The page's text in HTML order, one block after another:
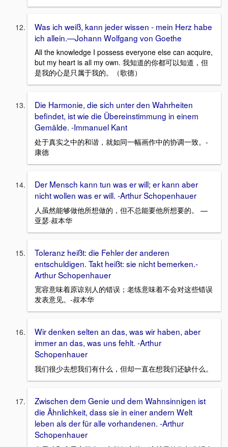
Was ich weiß, kann jeder wissen - mein Herz habe
ich allein.—Johann Wolfgang von Goethe
All the knowledge I possess everyone else can acquire,
but my heart is all my own. 我知道的你都可以知道，但
是我的心是只属于我的。（歌德）
Die Harmonie, die sich unter den Wahrheiten
befindet, ist wie die Übereinstimmung in einem
Gemälde. -Immanuel Kant
处于真实之中的和谐，就如同一幅画作中的协调一致。-
康德
Der Mensch kann tun was er will; er kann aber
nicht wollen was er will. -Arthur Schopenhauer
人虽然能够做他所想做的，但不总能要他所想要的。 —
亚瑟·叔本华
Toleranz heißt: die Fehler der anderen
entschuldigen. Takt heißt: sie nicht bemerken.-
Arthur Schopenhauer
宽容意味着原谅别人的错误；老练意味着不会对这些错误
发表意见。-叔本华
Wir denken selten an das, was wir haben, aber
immer an das, was uns fehlt. -Arthur
Schopenhauer
我们很少去想我们有什么，但却一直在想我们还缺什么。
Zwischen dem Genie und dem Wahnsinnigen ist
die Ähnlichkeit, dass sie in einer andern Welt
leben als der für alle vorhandenen. -Arthur
Schopenhauer